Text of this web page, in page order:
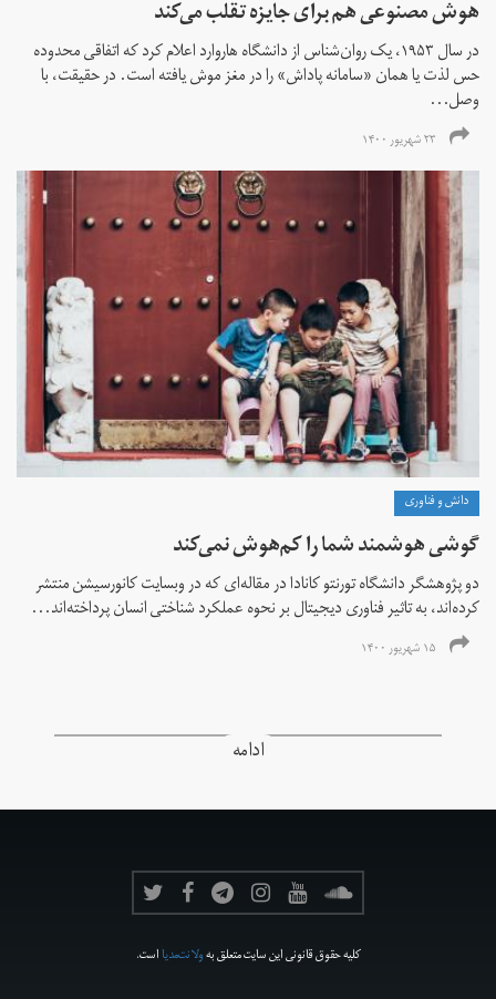
هوش مصنوعی هم برای جایزه تقلب می‌کند
در سال ۱۹۵۳، یک روان‌شناس از دانشگاه هاروارد اعلام کرد که اتفاقی محدوده
حس لذت یا همان «سامانه پاداش» را در مغز موش یافته است. در حقیقت، با
وصل...
۲۳ شهریور ۱۴۰۰
دانش و فناوری
گوشی هوشمند شما را کم‌هوش‌ نمی‌کند
دو پژوهشگر دانشگاه تورنتو کانادا در مقاله‌ای که در وبسایت کانورسیشن منتشر
کرده‌اند، به تاثیر فناوری دیجیتال بر نحوه عملکرد شناختی انسان پرداخته‌اند...
۱۵ شهریور ۱۴۰۰
ادامه
کلیه حقوق قانونی این سایت متعلق بهولانت‌مدیااست.